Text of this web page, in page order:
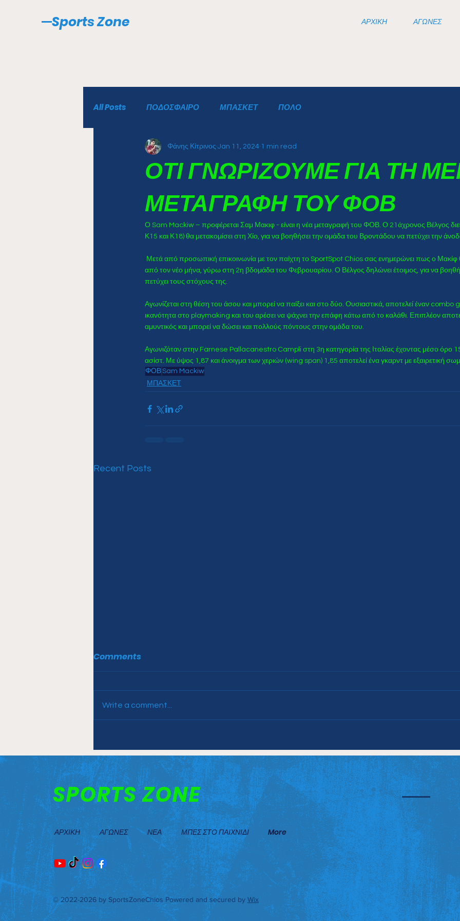
Sports Zone ΑΡΧΙΚΗ ΑΓΩΝΕΣ
All Posts ΠΟΔΟΣΦΑΙΡΟ ΜΠΑΣΚΕΤ ΠΟΛΟ
ΟΤΙ ΓΝΩΡΙΖΟΥΜΕ ΓΙΑ ΤΗ
ΜΕΤΑΓΡΑΦΗ ΤΟΥ ΦΟΒ
Φάνης Κίτρινος Jan 11, 2024 1 min read
Ο Sam Mackiw – προφέρεται Σαμ Μακιφ - είναι η νέα μεταγραφή του ΦΟΒ. Ο 21άχρονος Βέλγος
Κ15 και Κ18) θα μετακομίσει στη Χίο, για να βοηθήσει την ομάδα του Βροντάδου να πετύχει την
Μετά από προσωπική επικοινωνία με τον παίχτη το SportSpot Chios σας ενημερώνει πως ο Μακίφ
από τον νέο μήνα, γύρω στη 2η βδομάδα του Φεβρουαρίου. Ο Βέλγος δηλώνει έτοιμος, για να
πετύχει τους στόχους της.
Αγωνίζεται στη θέση του άσου και μπορεί να παίξει και στο δύο. Ουσιαστικά, αποτελεί έναν combo
ικανότητα στο playmaking και του αρέσει να ψάχνει την επάφη κάτω από το καλάθι. Επιπλέον
αμυντικός και μπορεί να δώσει και πολλούς πόντους στην ομάδα του.
Αγωνιζόταν στην Farnese Pallacanestro Campli στη 3η κατηγορία της Ιταλίας έχοντας μέσο όρο
ασίστ. Με ύψος 1,87 και άνοιγμα των χεριών (wing span) 1,85 αποτελεί ένα γκαρντ με εξαιρετική
ΦΟΒSam Mackiw
ΜΠΑΣΚΕΤ
Recent Posts
πέρασαν… από πάνω τον
ΦΟΒ, που τον ανάγκασαν
στη πρώτη του φετινή ήττα
στη μάχη του τίτλου!
Comments
Write a comment...
SPORTS ZONE
ΑΡΧΙΚΗ ΑΓΩΝΕΣ ΝΕΑ ΜΠΕΣ ΣΤΟ ΠΑΙΧΝΙΔΙ More
© 2022-2026 by SportsZoneChiosPowered and secured by Wix